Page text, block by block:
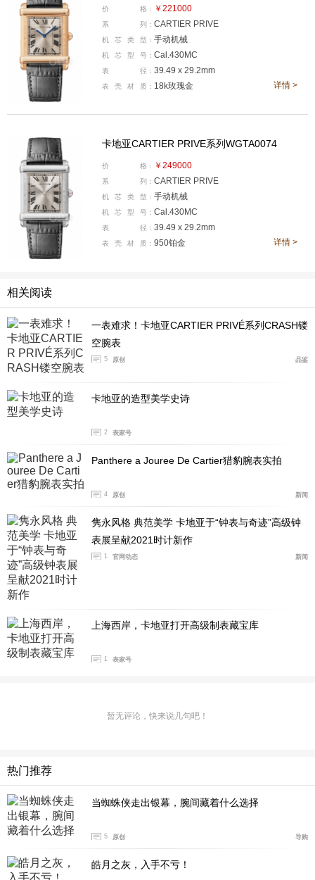
致力于多种文化中探寻艺术灵感及其在珠宝和制表中的应
用。在此之前，卡地亚就以装饰中式意象元素的精美珍贵
器物而独树一帜，包括珠宝、化妆盒、粉盒及座钟。
Tank Chinoise腕表的设计美学向中式庙宇的建筑风格
和寺庙门廊的几何造型致敬。卡地亚在Tank Chinoise腕表
的垂直表耳上方设置水平轴，重现门廊结构。今年，这款
别具一格的腕表将迎来100周年纪念。虽然它曾衍生出许
多表款，但此前在Cartier Libre系列中亮相之后，自2004
年至今未曾推出新的设计。
两款全新腕表
如今，Tank Chinoise腕表推出全新设计，在长方形
表盘内搭载神秘的镂空机芯。
卡地亚将此标志性复杂功能置入金质腕表的表壳之
中。镂空表盘令机芯的齿轮系若隐若现，犹如中式传统窗
格。源自中国传统工艺的黑漆和红漆，则增添了华贵气韵
和深邃效果。卡地亚为这款精美的Tank Chinoise腕表专门
研制9627 MC型镂空机芯。
另外，卡地亚还推出低调大气的时分显示表款，以铂
金、黄金或玫瑰金打造，并搭载品牌目前最纤薄的机械机
芯：430 MC型机芯。
价 格： ￥221000
系 列： CARTIER PRIVE
机 芯 类 型： 手动机械
机 芯 型 号： Cal.430MC
表 径： 39.49 x 29.2mm
表 壳 材 质： 18k玫瑰金 详情 >
卡地亚CARTIER PRIVE系列WGTA0074
价 格： ￥249000
系 列： CARTIER PRIVE
机 芯 类 型： 手动机械
机 芯 型 号： Cal.430MC
表 径： 39.49 x 29.2mm
表 壳 材 质： 950铂金 详情 >
相关阅读
一表难求！卡地亚CARTIER PRIVÉ系列CRASH镂
空腕表
5 原创 品鉴
卡地亚的造型美学史诗
2 表家号
Panthere a Jouree De Cartier猎豹腕表实拍
4 原创 新闻
隽永风格 典范美学 卡地亚于“钟表与奇迹”高级钟
表展呈献2021时计新作
1 官网动态 新闻
上海西岸，卡地亚打开高级制表藏宝库
1 表家号
暂无评论，快来说几句吧！
热门推荐
当蜘蛛侠走出银幕，腕间藏着什么选择
5 原创 导购
皓月之灰，入手不亏！